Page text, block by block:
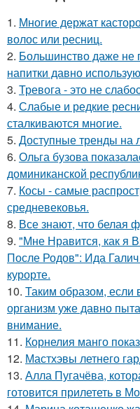
1. Многие держат
волос или ресниц.
2. Большинство даже не
напитки давно
3. Тревога - это не
4. Слабые и редкие
сталкиваются многие.
5. Доступные тренды на
6. Ольга бузова
доминиканской
7. Косы - самые
средневековья.
8. Все знают, что белая
9. "Мне Нравится, как я
После Родов": Ида
курорте.
10. Таким образом, если
организм уже давно
внимание.
11. Корнелия манго
12. Мастхэвы летнего
13. Алла Пугачёва,
готовится прилететь в